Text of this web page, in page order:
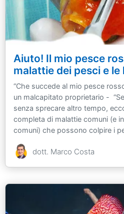
Aiuto! Il mio pesce
malattie dei pesci e le
“Che succede al mio pesce
un malcapitato proprietario -
senza sprecare altro tempo,
completa di malattie comuni (e
comuni) che possono colpire i
dott. Marco Costa